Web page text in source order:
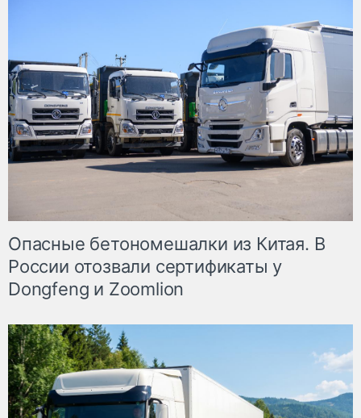
Опасные бетономешалки из Китая. В
России отозвали сертификаты у
Dongfeng и Zoomlion